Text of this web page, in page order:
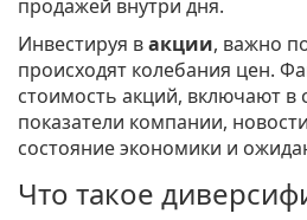
продажей внутри дня.
Инвестируя вакции, важно
происходят колебания цен.
стоимость акций, включают в
показатели компании,
состояние экономики и
Что такое